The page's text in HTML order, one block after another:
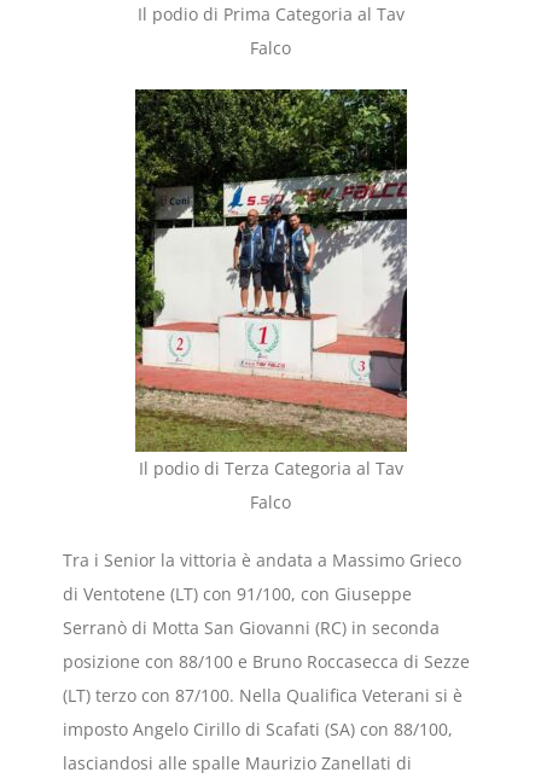
Il podio di Prima Categoria al Tav
Falco
Il podio di Terza Categoria al Tav
Falco
Tra i Senior la vittoria è andata a Massimo Grieco
di Ventotene (LT) con 91/100, con Giuseppe
Serranò di Motta San Giovanni (RC) in seconda
posizione con 88/100 e Bruno Roccasecca di Sezze
(LT) terzo con 87/100. Nella Qualifica Veterani si è
imposto Angelo Cirillo di Scafati (SA) con 88/100,
lasciandosi alle spalle Maurizio Zanellati di